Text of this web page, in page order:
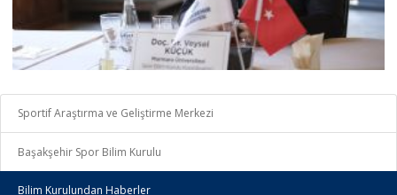
Sportif Araştırma ve Geliştirme Merkezi
Başakşehir Spor Bilim Kurulu
Bilim Kurulundan Haberler